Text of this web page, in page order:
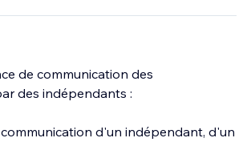
de communication des
des indépendants :
d'un indépendant, d'un